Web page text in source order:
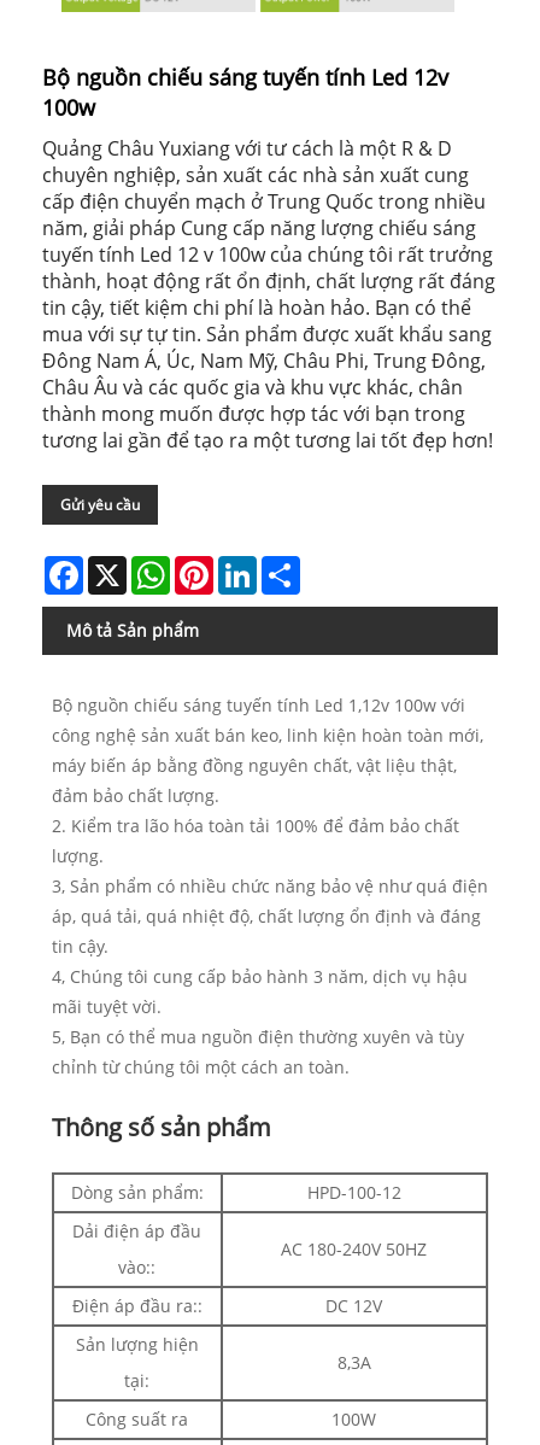
Bộ nguồn chiếu sáng tuyến tính Led 12v
100w
Quảng Châu Yuxiang với tư cách là một R & D
chuyên nghiệp, sản xuất các nhà sản xuất cung
cấp điện chuyển mạch ở Trung Quốc trong nhiều
năm, giải pháp Cung cấp năng lượng chiếu sáng
tuyến tính Led 12 v 100w của chúng tôi rất trưởng
thành, hoạt động rất ổn định, chất lượng rất đáng
tin cậy, tiết kiệm chi phí là hoàn hảo. Bạn có thể
mua với sự tự tin. Sản phẩm được xuất khẩu sang
Đông Nam Á, Úc, Nam Mỹ, Châu Phi, Trung Đông,
Châu Âu và các quốc gia và khu vực khác, chân
thành mong muốn được hợp tác với bạn trong
tương lai gần để tạo ra một tương lai tốt đẹp hơn!
Gửi yêu cầu
Facebook
X WhatsAppPinterestLinkedIn
Mô tả Sản phẩm
Bộ nguồn chiếu sáng tuyến tính Led 1,12v 100w với
công nghệ sản xuất bán keo, linh kiện hoàn toàn mới,
máy biến áp bằng đồng nguyên chất, vật liệu thật,
đảm bảo chất lượng.
2. Kiểm tra lão hóa toàn tải 100% để đảm bảo chất
lượng.
3, Sản phẩm có nhiều chức năng bảo vệ như quá điện
áp, quá tải, quá nhiệt độ, chất lượng ổn định và đáng
tin cậy.
4, Chúng tôi cung cấp bảo hành 3 năm, dịch vụ hậu
mãi tuyệt vời.
5, Bạn có thể mua nguồn điện thường xuyên và tùy
chỉnh từ chúng tôi một cách an toàn.
Thông số sản phẩm
Dòng sản phẩm:
HPD-100-12
Dải điện áp đầu
vào::
AC 180-240V 50HZ
Điện áp đầu ra::
DC 12V
Sản lượng hiện
tại:
8,3A
Công suất ra
100W